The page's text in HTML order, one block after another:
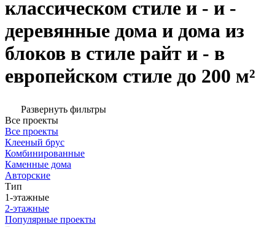
классическом стиле и - и -
деревянные дома и дома из
блоков в стиле райт и - в
европейском стиле до 200 м²
Развернуть фильтры
Все проекты
Все проекты
Клееный брус
Комбинированные
Каменные дома
Авторские
Тип
1-этажные
2-этажные
Популярные проекты